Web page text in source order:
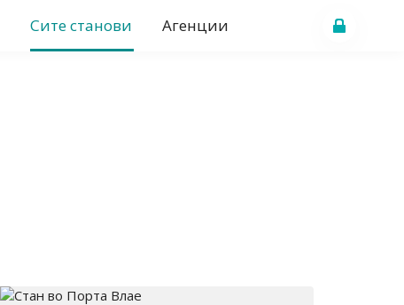
Сите станови Агенции